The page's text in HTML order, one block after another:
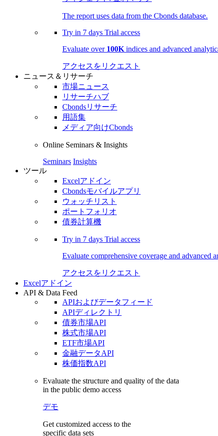
The report uses data from the Cbonds database.
Try in 7 days Trial access
Evaluate over 100K indices and advanced
アクセスをリクエスト
ニュース＆リサーチ
市場ニュース
リサーチハブ
Cbondsリサーチ
用語集
メディア向けCbonds
Online Seminars & Insights
Seminars Insights
ツール
Excelアドイン
Cbondsモバイルアプリ
ウォッチリスト
ポートフォリオ
債券計算機
Try in 7 days Trial access
Evaluate comprehensive coverage and advanced
アクセスをリクエスト
Excelアドイン
API & Data Feed
APIおよびデータフィード
APIディレクトリ
債券市場API
株式市場API
ETF市場API
金融データAPI
株価指数API
Evaluate the structure and quality of the data
in the public demo access
デモ
Get customized access to the
specific data sets